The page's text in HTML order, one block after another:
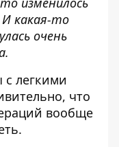
какая-то
очень
с легкими
что
вообще